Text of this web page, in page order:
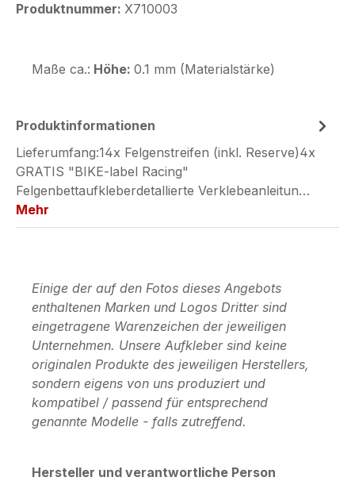
Produktnummer: X710003
Maße ca.: Höhe: 0.1 mm (Materialstärke)
Produktinformationen
Lieferumfang:14x Felgenstreifen (inkl. Reserve)4x
GRATIS "BIKE-label Racing"
Felgenbettaufkleberdetallierte Verklebeanleitun…
Mehr
Einige der auf den Fotos dieses Angebots
enthaltenen Marken und Logos Dritter sind
eingetragene Warenzeichen der jeweiligen
Unternehmen. Unsere Aufkleber sind keine
originalen Produkte des jeweiligen Herstellers,
sondern eigens von uns produziert und
kompatibel / passend für entsprechend
genannte Modelle - falls zutreffend.
Hersteller und verantwortliche Person